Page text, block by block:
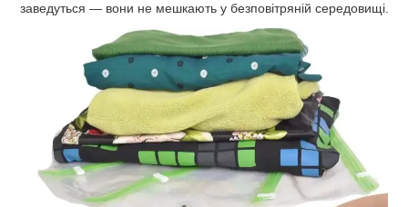
заведуться — вони не мешкають у безповітряній середовищі.